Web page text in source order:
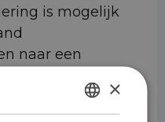
is mogelijk
naar een
DUTCH
×